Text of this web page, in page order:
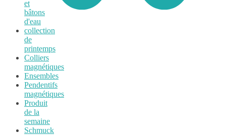
0
et
bâtons
d'eau
collection
de
printemps
Colliers
magnétiques
Ensembles
Pendentifs
magnétiques
Produit
de la
semaine
Schmuck